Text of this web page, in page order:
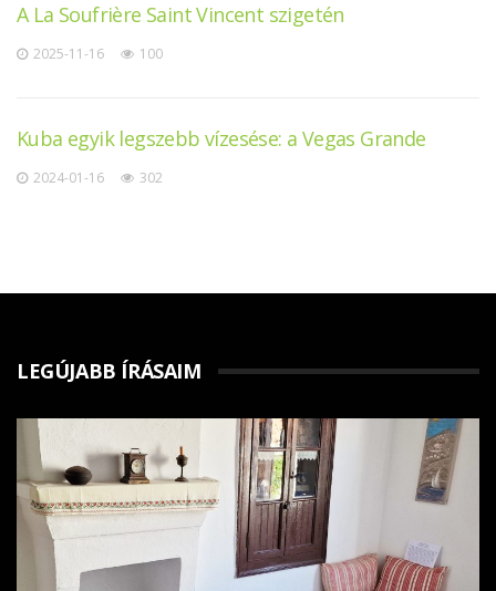
A La Soufrière Saint Vincent szigetén
2025-11-16 100
Kuba egyik legszebb vízesése: a Vegas Grande
2024-01-16 302
LEGÚJABB ÍRÁSAIM